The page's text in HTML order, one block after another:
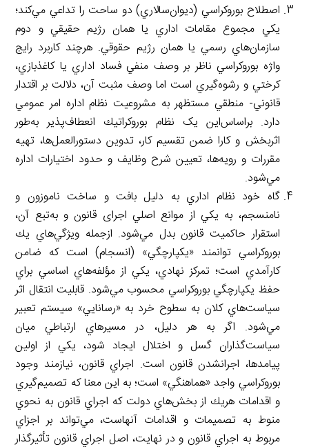
اصطلاح بوروکراسي (ديوان‌سالاري) دو ساحت را تداعي مي‌کند؛
يکي مجموع مقامات اداري يا همان رژيم حقيقي و دوم
سازمان‌هاي رسمي يا همان رژيم حقوقي. هرچند کاربرد رايج
واژه بوروكراسي ناظر بر وصف منفي فساد اداري يا کاغذبازي،
کرختي و رشوه‌گيري است اما وصف مثبت آن، دلالت بر اقتدار
قانوني- منطقي مستظهر به مشروعيت نظام اداره امر عمومي
دارد. براساس‌اين يک نظام بوروكراتيك انعطاف‌پذير به‌طور
اثربخش و کارا ضمن تقسيم کار، تدوين دستورالعمل‌ها، تهيه
مقررات و رويه‌ها، تعيين شرح وظايف و حدود اختيارات اداره
مي‌شود.
گاه خود نظام اداري به دليل بافت و ساخت ناموزون و
نامنسجم، به يكي از موانع اصلي اجرای قانون و به‌تبع آن،
استقرار حاكميت قانون بدل مي‌شود. ازجمله ويژگي‌هاي يك
بوروكراسي توانمند «يكپارچگي» (انسجام) است که ضامن
كارآمدي است؛ تمركز نهادي، يكي از مؤلفه‌هاي اساسي براي
حفظ يكپارچگي بوروكراسي محسوب مي‌شود. قابليت انتقال اثر
سياست‌هاي كلان به سطوح خرد به «رسانايي» سيستم تعبير
مي‌شود. اگر به هر دليل، در مسيرهاي ارتباطي ميان
سياست‌گذاران گسل و اختلال ايجاد شود، يكي از اولين
پيامدها، اجرانشدن قانون است. اجراي قانون، نيازمند وجود
بوروكراسي واجد «هماهنگي» است؛ به اين معنا كه تصميم‌گيري
و اقدامات هريك از بخش‌هاي دولت كه اجراي قانون به نحوي
منوط به تصميمات و اقدامات آنهاست، مي‌تواند بر اجزاي
مربوط به اجراي قانون و در نهايت، اصل اجراي قانون تأثيرگذار